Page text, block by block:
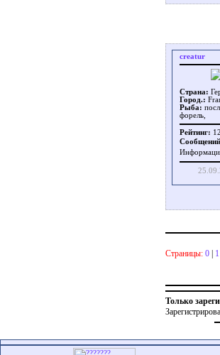
creatur
Страна:
Город.:
Рыба:
форель,
Рейтинг: 12
Страницы: 0 | 1
Только